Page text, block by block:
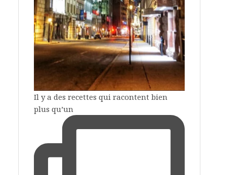
Il y a des recettes qui racontent bien
plus qu’un